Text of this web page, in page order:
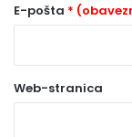
o
a
v
E-pošta *
Web-stranica